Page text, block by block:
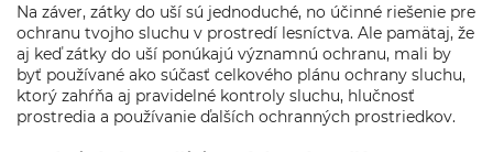
Na záver, zátky do uší sú jednoduché, no účinné riešenie pre
ochranu tvojho sluchu v prostredí lesníctva. Ale pamätaj, že
aj keď zátky do uší ponúkajú významnú ochranu, mali by
byť používané ako súčasť celkového plánu ochrany sluchu,
ktorý zahŕňa aj pravidelné kontroly sluchu, hlučnosť
prostredia a používanie ďalších ochranných prostriedkov.